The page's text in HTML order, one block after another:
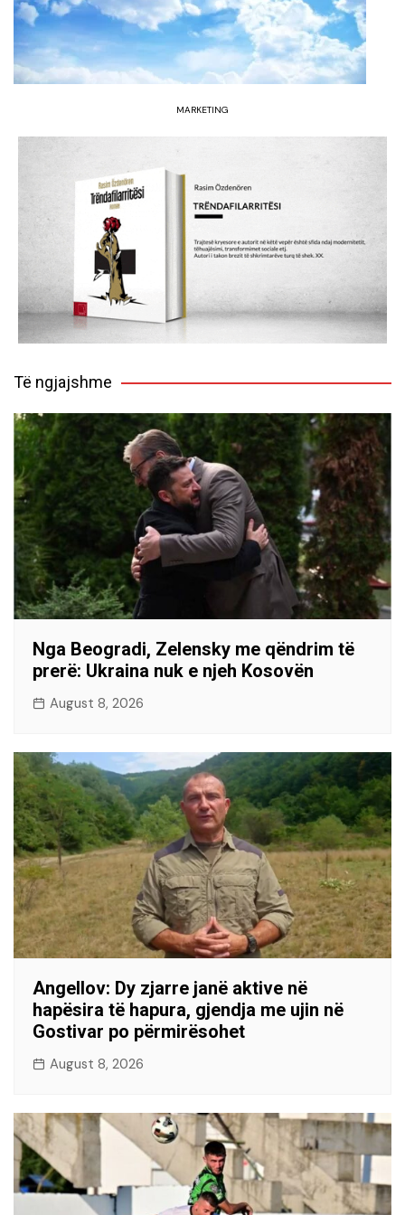
MARKETING
Të ngjajshme
Nga Beogradi, Zelensky me qëndrim të
prerë: Ukraina nuk e njeh Kosovën
August 8, 2026
Angellov: Dy zjarre janë aktive në
hapësira të hapura, gjendja me ujin në
Gostivar po përmirësohet
August 8, 2026